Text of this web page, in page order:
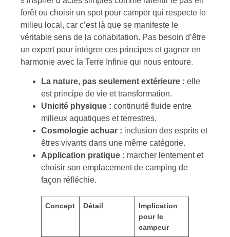
forêt ou choisir un spot pour camper qui respecte le
milieu local, car c’est là que se manifeste le
véritable sens de la cohabitation. Pas besoin d’être
un expert pour intégrer ces principes et gagner en
harmonie avec la Terre Infinie qui nous entoure.
La nature, pas seulement extérieure : elle
est principe de vie et transformation.
Unicité physique : continuité fluide entre
milieux aquatiques et terrestres.
Cosmologie achuar : inclusion des esprits et
êtres vivants dans une même catégorie.
Application pratique : marcher lentement et
choisir son emplacement de camping de
façon réfléchie.
Concept Détail
Implication
pour le
campeur